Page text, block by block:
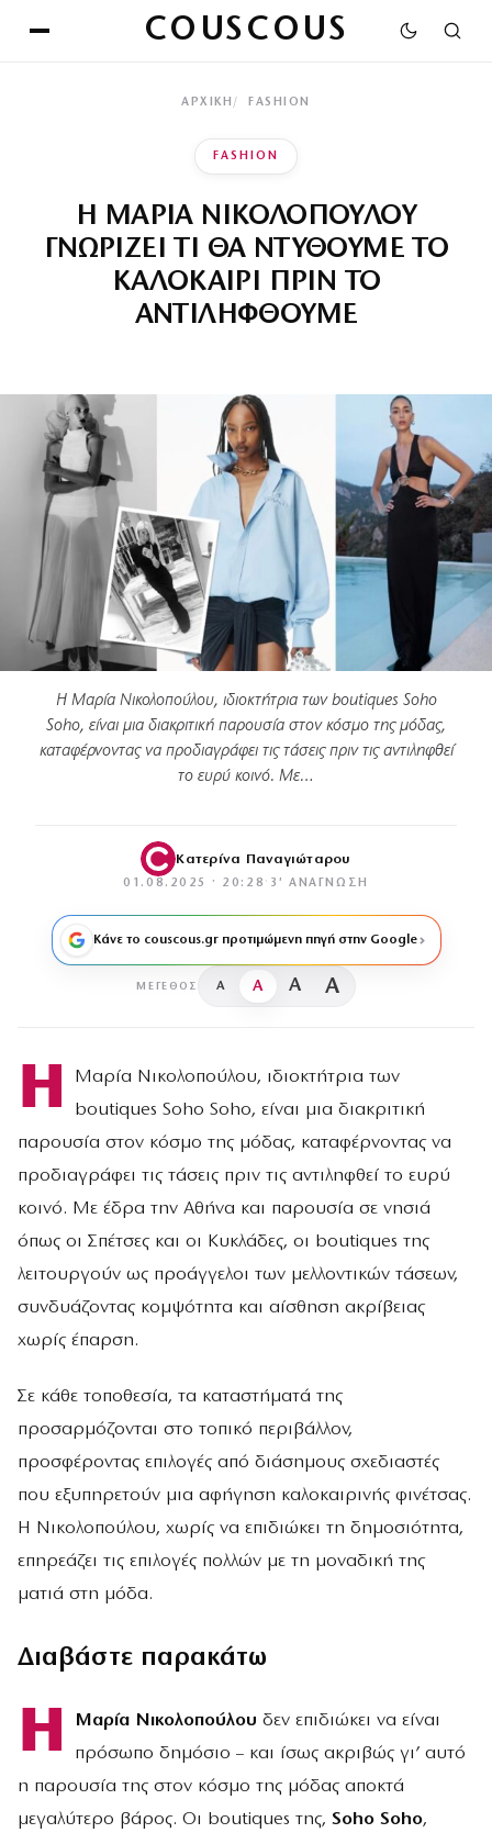
COUSCOUS
ΑΡΧΙΚΉ FASHION
FASHION
Η ΜΑΡΙΑ ΝΙΚΟΛΟΠΟΥΛΟΥ
ΓΝΩΡΙΖΕΙ ΤΙ ΘΑ ΝΤΥΘΟΥΜΕ ΤΟ
ΚΑΛΟΚΑΙΡΙ ΠΡΙΝ ΤΟ
ΑΝΤΙΛΗΦΘΟΥΜΕ
Η Μαρία Νικολοπούλου, ιδιοκτήτρια των boutiques Soho
Soho, είναι μια διακριτική παρουσία στον κόσμο της μόδας,
καταφέρνοντας να προδιαγράφει τις τάσεις πριν τις αντιληφθεί
το ευρύ κοινό. Με…
Κατερίνα Παναγιώταρου
01.08.2025 · 20:28 · 3′ ΑΝΆΓΝΩΣΗ
Κάνε το couscous.gr προτιμώμενη πηγή στην Google
ΜΈΓΕΘΟΣ A A A A
Η
Μαρία Νικολοπούλου, ιδιοκτήτρια των
boutiques Soho Soho, είναι μια διακριτική
παρουσία στον κόσμο της μόδας, καταφέρνοντας να
προδιαγράφει τις τάσεις πριν τις αντιληφθεί το ευρύ
κοινό. Με έδρα την Αθήνα και παρουσία σε νησιά
όπως οι Σπέτσες και οι Κυκλάδες, οι boutiques της
λειτουργούν ως προάγγελοι των μελλοντικών τάσεων,
συνδυάζοντας κομψότητα και αίσθηση ακρίβειας
χωρίς έπαρση.
Σε κάθε τοποθεσία, τα καταστήματά της
προσαρμόζονται στο τοπικό περιβάλλον,
προσφέροντας επιλογές από διάσημους σχεδιαστές
που εξυπηρετούν μια αφήγηση καλοκαιρινής φινέτσας.
Η Νικολοπούλου, χωρίς να επιδιώκει τη δημοσιότητα,
επηρεάζει τις επιλογές πολλών με τη μοναδική της
ματιά στη μόδα.
Διαβάστε παρακάτω
Η Μαρία Νικολοπούλου δεν επιδιώκει να είναι
πρόσωπο δημόσιο – και ίσως ακριβώς γι’ αυτό
η παρουσία της στον κόσμο της μόδας αποκτά
μεγαλύτερο βάρος. Οι boutiques της, Soho Soho,